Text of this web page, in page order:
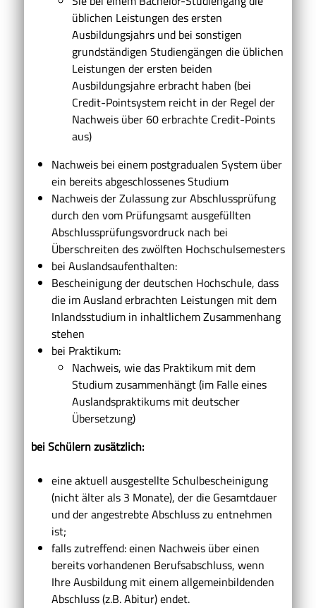
üblichen Leistungen des ersten
Ausbildungsjahrs und bei sonstigen
grundständigen Studiengängen die üblichen
Leistungen der ersten beiden
Ausbildungsjahre erbracht haben (bei
Credit-Pointsystem reicht in der Regel der
Nachweis über 60 erbrachte Credit-Points
aus)
Nachweis bei einem postgradualen System über
ein bereits abgeschlossenes Studium
Nachweis der Zulassung zur Abschlussprüfung
durch den vom Prüfungsamt ausgefüllten
Abschlussprüfungsvordruck nach bei
Überschreiten des zwölften Hochschulsemesters
bei Auslandsaufenthalten:
Bescheinigung der deutschen Hochschule, dass
die im Ausland erbrachten Leistungen mit dem
Inlandsstudium in inhaltlichem Zusammenhang
stehen
bei Praktikum:
Nachweis, wie das Praktikum mit dem
Studium zusammenhängt (im Falle eines
Auslandspraktikums mit deutscher
Übersetzung)
bei Schülern zusätzlich:
eine aktuell ausgestellte Schulbescheinigung
(nicht älter als 3 Monate), der die Gesamtdauer
und der angestrebte Abschluss zu entnehmen
ist;
falls zutreffend: einen Nachweis über einen
bereits vorhandenen Berufsabschluss, wenn
Ihre Ausbildung mit einem allgemeinbildenden
Abschluss (z.B. Abitur) endet.